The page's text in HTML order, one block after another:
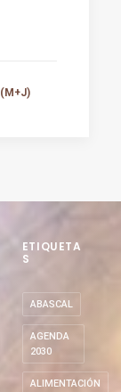
ETIQUETA
S
ABASCAL
AGENDA
2030
ALIMENTACIÓN